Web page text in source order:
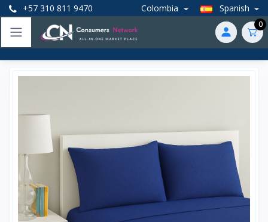
+57 310 811 9470 Colombia Spanish
0